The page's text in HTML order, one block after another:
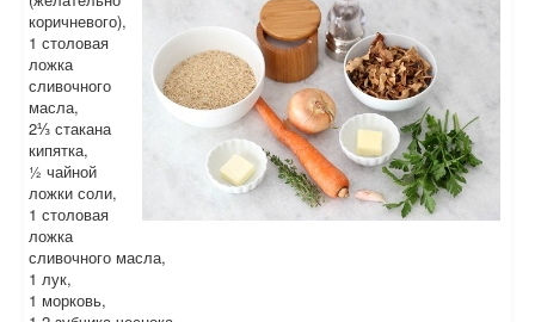
коричневого),
1 столовая
ложка
сливочного
масла,
2⅓ стакана
кипятка,
½ чайной
ложки соли,
1 столовая
ложка
сливочного масла,
1 лук,
1 морковь,